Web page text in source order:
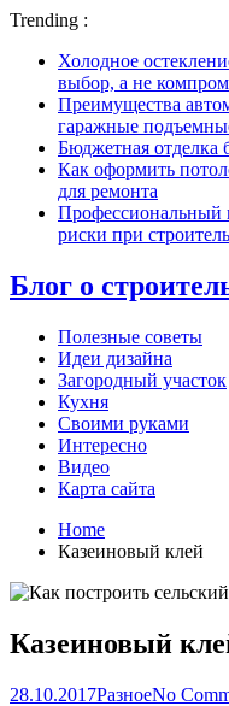
Trending :
Холодное
выбор, а не
Преимущества
гаражные
Бюджетная отделка
Как оформить
для ремонта
Профессиональный
риски при
Блог о
Полезные советы
Идеи дизайна
Загородный участок
Кухня
Своими руками
Интересно
Видео
Карта сайта
Home
Казеиновый клей
Казеиновый
28.10.2017РазноеNo